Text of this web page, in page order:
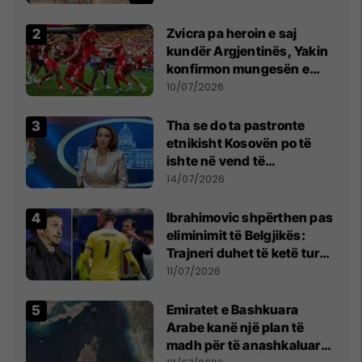
Zvicra pa heroin e saj
kundër Argjentinës, Yakin
konfirmon mungesën e
madhe
10/07/2026
Tha se do ta pastronte
etnikisht Kosovën po të
ishte në vend të
Millosheviqit, Lëvizja e
kërkon shkarkimin e
menjëhershëm të
Snezhana Paunoviq
14/07/2026
Ibrahimovic shpërthen pas
eliminimit të Belgjikës:
Trajneri duhet të ketë turp,
ai lojtar se meritoi të luante
11/07/2026
Emiratet e Bashkuara
Arabe kanë një plan të
madh për të anashkaluar